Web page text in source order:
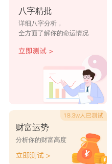
思玥
丽馨
八字精批
详细八字分析，
全方面了解你的命运情况
财富运势
分析你的财富高度